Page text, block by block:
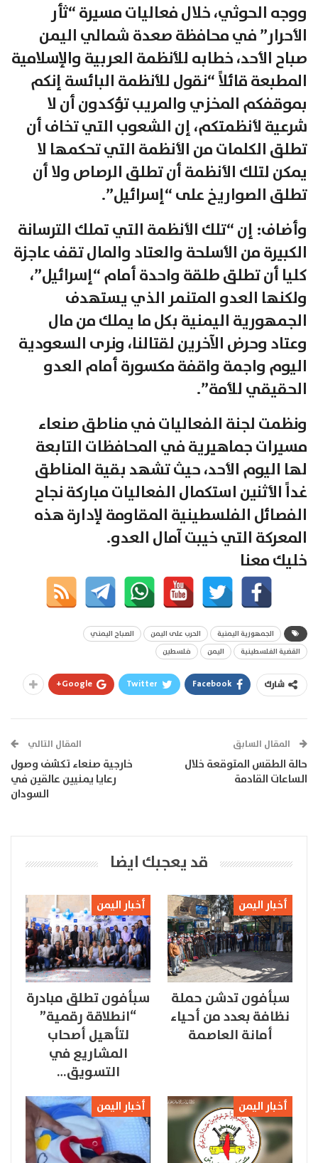
ووجه الحوثي، خلال فعاليات مسيرة “ثأر
الأحرار” في محافظة صعدة شمالي اليمن
صباح الأحد، خطابه للأنظمة العربية والإسلامية
المطبعة قائلاً “نقول للأنظمة البائسة إنكم
بموقفكم المخزي والمريب تؤكدون أن لا
شرعية لأنظمتكم، إن الشعوب التي تخاف أن
تطلق الكلمات من الأنظمة التي تحكمها لا
يمكن لتلك الأنظمة أن تطلق الرصاص ولا أن
تطلق الصواريخ على “إسرائيل”.
وأضاف: إن “تلك الأنظمة التي تملك الترسانة
الكبيرة من الأسلحة والعتاد والمال تقف عاجزة
كليا أن تطلق طلقة واحدة أمام “إسرائيل”،
ولكنها العدو المتنمر الذي يستهدف
الجمهورية اليمنية بكل ما يملك من مال
وعتاد وحرض الآخرين لقتالنا، ونرى السعودية
اليوم واجمة واقفة مكسورة أمام العدو
الحقيقي للأمة”.
ونظمت لجنة الفعاليات في مناطق صنعاء
مسيرات جماهيرية في المحافظات التابعة
لها اليوم الأحد، حيث تشهد بقية المناطق
غداً الأثنين استكمال الفعاليات مباركة نجاح
الفصائل الفلسطينية المقاومة لإدارة هذه
المعركة التي خيبت آمال العدو.
خليك معنا
الجمهورية اليمنية الحرب على اليمن
الصباح اليمني
القضية الفلسطينية
اليمن فلسطين
شارك Facebook
Twitter
Google+
المقال السابق
حالة الطقس المتوقعة خلال
الساعات القادمة
المقال التالي
خارجية صنعاء تكشف وصول
رعايا يمنيين عالقين في
السودان
قد يعجبك ايضا
أخبار اليمن
سبأفون تدشن حملة
نظافة بعدد من أحياء
أمانة العاصمة
أخبار اليمن
سبأفون تطلق مبادرة
“انطلاقة رقمية”
لتأهيل أصحاب
المشاريع في
التسويق…
أخبار اليمن أخبار اليمن